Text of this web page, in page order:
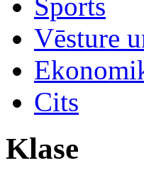
Vēsture
Cits
Klase